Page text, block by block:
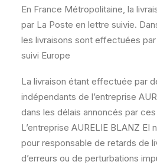
En France Métropolitaine, la
par La Poste en lettre suivie.
les livraisons sont effectuées
suivi Europe
La livraison étant effectuée par
indépendants de l’entreprise
dans les délais annoncés par
L’entreprise AURELIE BLANZ EI
pour responsable de retards de
d’erreurs ou de perturbations